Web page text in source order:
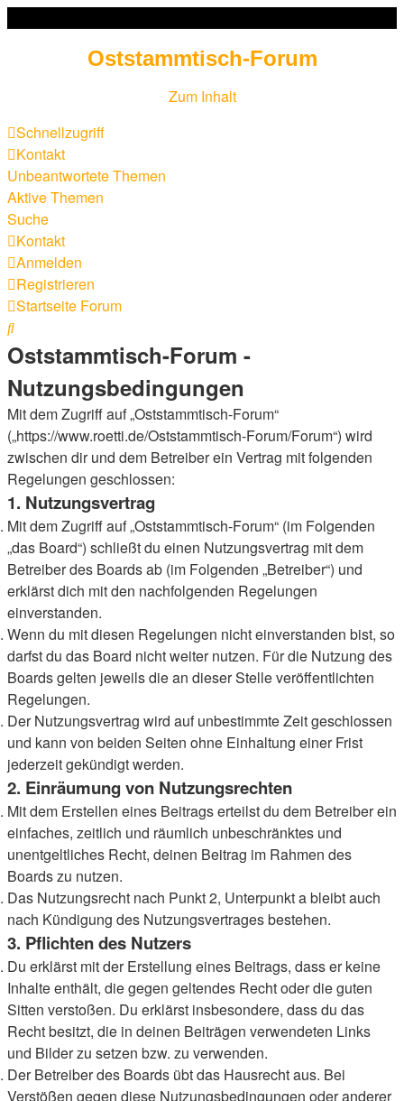
Oststammtisch-Forum
Zum Inhalt
Schnellzugriff
Kontakt
Unbeantwortete Themen
Aktive Themen
Suche
Kontakt
Anmelden
Registrieren
Startseite Forum
Suche
Oststammtisch-Forum -
Nutzungsbedingungen
Mit dem Zugriff auf „Oststammtisch-Forum“
(„https://www.roetti.de/Oststammtisch-Forum/Forum“) wird
zwischen dir und dem Betreiber ein Vertrag mit folgenden
Regelungen geschlossen:
1. Nutzungsvertrag
Mit dem Zugriff auf „Oststammtisch-Forum“ (im Folgenden
„das Board“) schließt du einen Nutzungsvertrag mit dem
Betreiber des Boards ab (im Folgenden „Betreiber“) und
erklärst dich mit den nachfolgenden Regelungen
einverstanden.
Wenn du mit diesen Regelungen nicht einverstanden bist, so
darfst du das Board nicht weiter nutzen. Für die Nutzung des
Boards gelten jeweils die an dieser Stelle veröffentlichten
Regelungen.
Der Nutzungsvertrag wird auf unbestimmte Zeit geschlossen
und kann von beiden Seiten ohne Einhaltung einer Frist
jederzeit gekündigt werden.
2. Einräumung von Nutzungsrechten
Mit dem Erstellen eines Beitrags erteilst du dem Betreiber ein
einfaches, zeitlich und räumlich unbeschränktes und
unentgeltliches Recht, deinen Beitrag im Rahmen des
Boards zu nutzen.
Das Nutzungsrecht nach Punkt 2, Unterpunkt a bleibt auch
nach Kündigung des Nutzungsvertrages bestehen.
3. Pflichten des Nutzers
Du erklärst mit der Erstellung eines Beitrags, dass er keine
Inhalte enthält, die gegen geltendes Recht oder die guten
Sitten verstoßen. Du erklärst insbesondere, dass du das
Recht besitzt, die in deinen Beiträgen verwendeten Links
und Bilder zu setzen bzw. zu verwenden.
Der Betreiber des Boards übt das Hausrecht aus. Bei
Verstößen gegen diese Nutzungsbedingungen oder anderer